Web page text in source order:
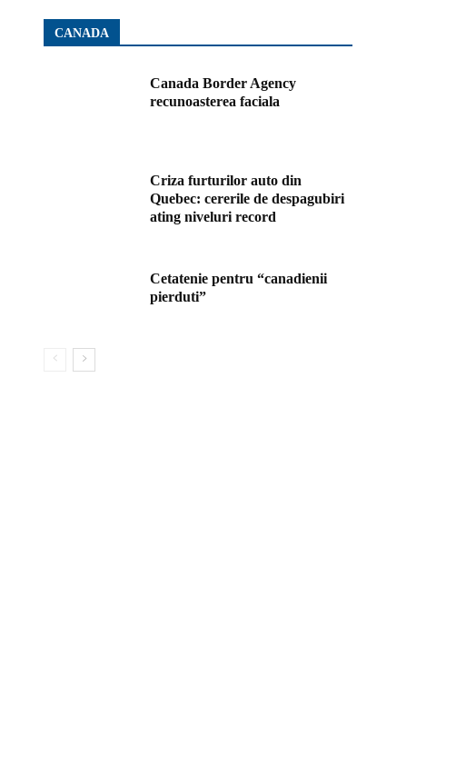
CANADA
Canada Border Agency
recunoasterea faciala
Criza furturilor auto din
Quebec: cererile de despagubiri
ating niveluri record
Cetatenie pentru “canadienii
pierduti”